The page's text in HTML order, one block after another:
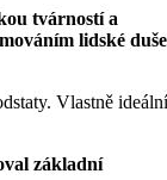
tvárností a
lidské duše
Vlastně
základní